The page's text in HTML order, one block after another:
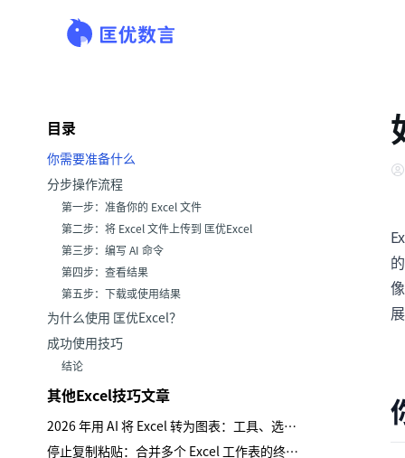
目录
你需要准备什么
分步操作流程
第一步：准备你的 Excel 文件
第二步：将 Excel 文件上传到 匡优Excel
第三步：编写 AI 命令
第四步：查看结果
第五步：下载或使用结果
为什么使用 匡优Excel？
成功使用技巧
结论
其他Excel技巧文章
2026 年用 AI 将 Excel 转为图表：工具、选择与审查要点
停止复制粘贴：合并多个 Excel 工作表的终极指南